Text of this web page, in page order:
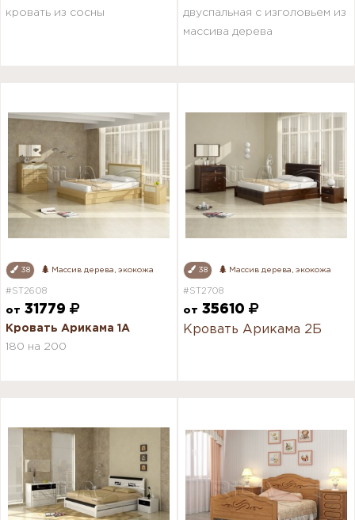
кровать из сосны
двуспальная с изголовьем из
массива дерева
38 Массив дерева, экокожа
#ST2608
от 31779
Кровать Арикама 1А
180 на 200
38 Массив дерева, экокожа
#ST2708
от 35610
Кровать Арикама 2Б